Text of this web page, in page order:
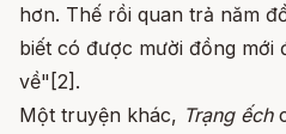
hơn. Thế rồi quan trả năm
biết có được mười đồng mới
về"[2].
Một truyện khác, Trạng ếch